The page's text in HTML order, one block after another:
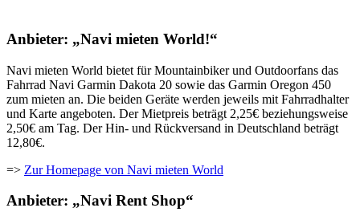
Anbieter: „Navi mieten World!“
Navi mieten World bietet für Mountainbiker und Outdoorfans das
Fahrrad Navi Garmin Dakota 20 sowie das Garmin Oregon 450
zum mieten an. Die beiden Geräte werden jeweils mit Fahrradhalter
und Karte angeboten. Der Mietpreis beträgt 2,25€ beziehungsweise
2,50€ am Tag. Der Hin- und Rückversand in Deutschland beträgt
12,80€.
=> Zur Homepage von Navi mieten World
Anbieter: „Navi Rent Shop“